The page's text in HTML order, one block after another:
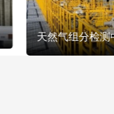
天然气组分检测